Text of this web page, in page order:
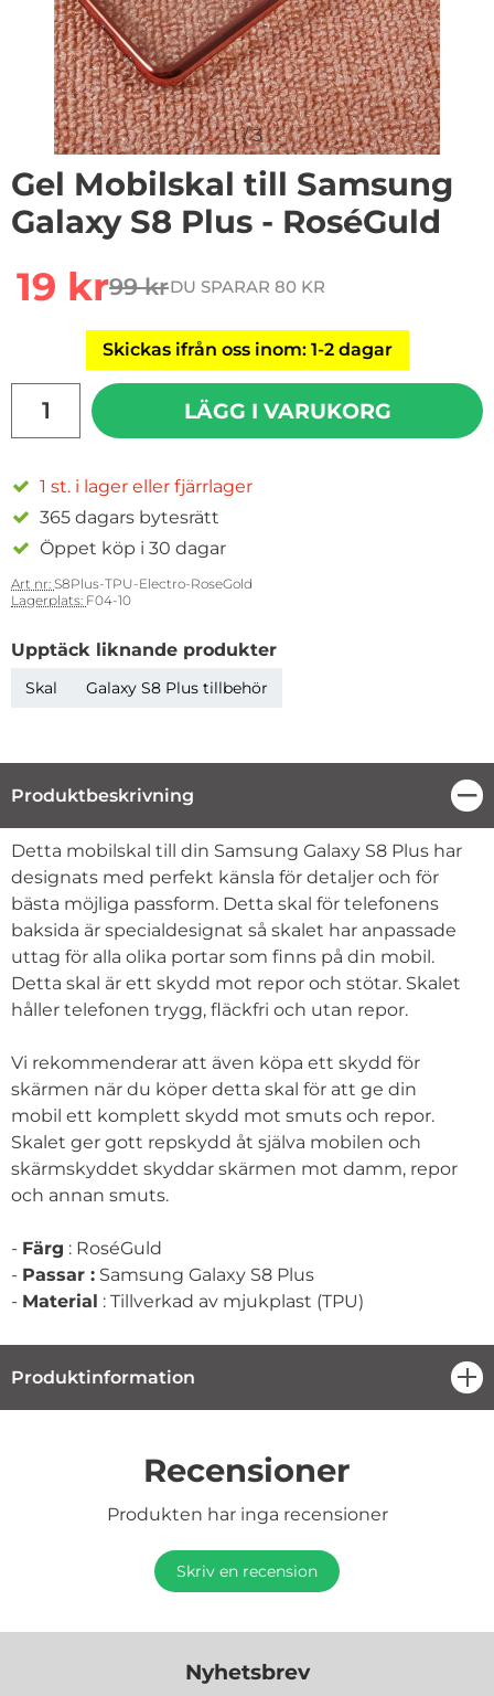
1/3
Gel Mobilskal till Samsung
Galaxy S8 Plus - RoséGuld
rea pris
19 krtidigare pris
99 krDU SPARAR 80 KR
Skickas ifrån oss inom: 1-2 dagar
LÄGG I VARUKORG
1 st. i lager eller fjärrlager
365 dagars bytesrätt
Öppet köp i 30 dagar
Art nr: S8Plus-TPU-Electro-RoseGold
Lagerplats: F04-10
Upptäck liknande produkter
Skal Galaxy S8 Plus tillbehör
Produktbeskrivning
Produktbeskrivning
Detta mobilskal till din Samsung Galaxy S8 Plus har
designats med perfekt känsla för detaljer och för
bästa möjliga passform. Detta skal för telefonens
baksida är specialdesignat så skalet har anpassade
uttag för alla olika portar som finns på din mobil.
Detta skal är ett skydd mot repor och stötar. Skalet
håller telefonen trygg, fläckfri och utan repor.
Vi rekommenderar att även köpa ett skydd för
skärmen när du köper detta skal för att ge din
mobil ett komplett skydd mot smuts och repor.
Skalet ger gott repskydd åt själva mobilen och
skärmskyddet skyddar skärmen mot damm, repor
och annan smuts.
- Färg : RoséGuld
- Passar : Samsung Galaxy S8 Plus
- Material : Tillverkad av mjukplast (TPU)
Produktinformation
Recensioner
Produkten har inga recensioner
Skriv en recension
Nyhetsbrev